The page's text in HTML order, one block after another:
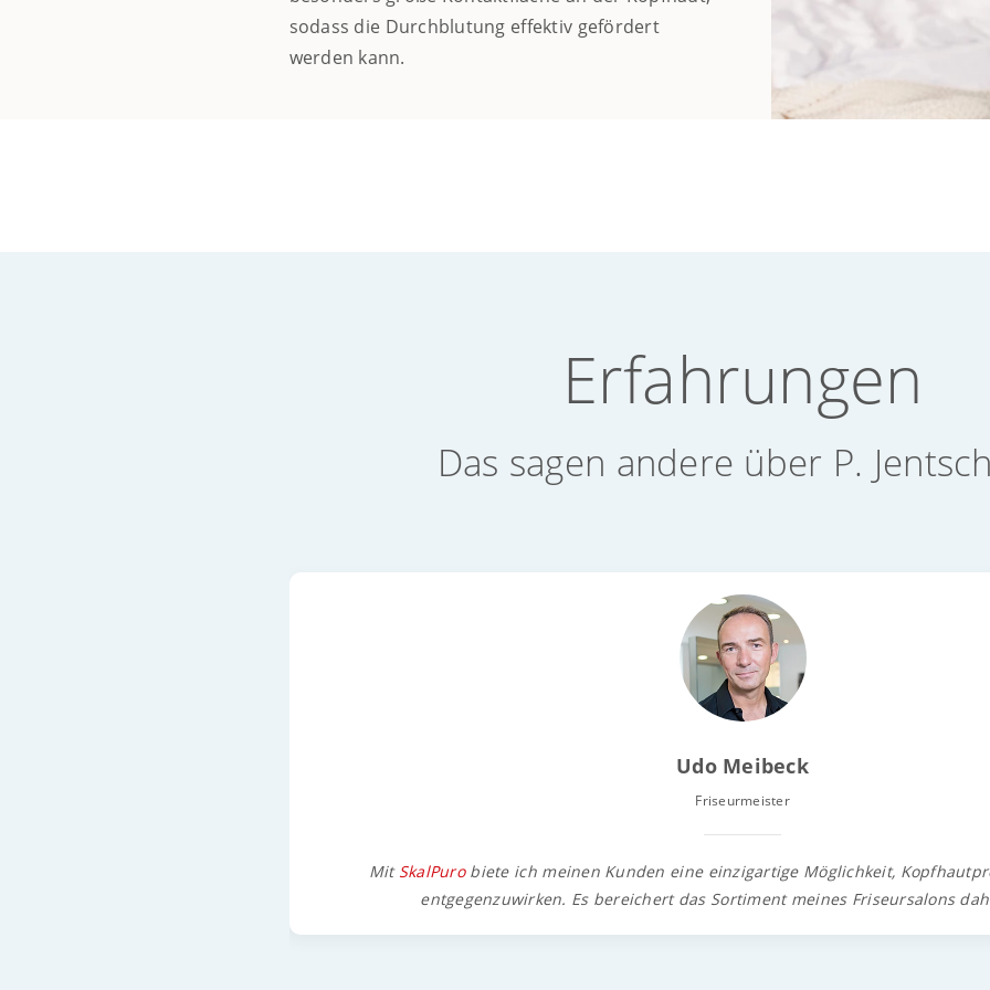
sodass die Durchblutung effektiv gefördert
werden kann.
Erfahrungen
Das sagen andere über P.
Udo Meibeck
Friseurmeister
Mit SkalPurobiete ich meinen Kunden eine einzigartige Möglichkeit,
entgegenzuwirken. Es bereichert das Sortiment meines Friseursalons